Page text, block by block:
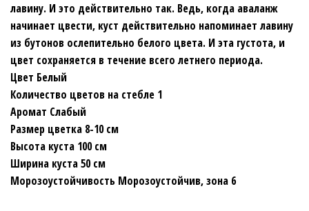
лавину. И это действительно так. Ведь, когда аваланж
начинает цвести, куст действительно напоминает лавину
из бутонов ослепительно белого цвета. И эта густота, и
цвет сохраняется в течение всего летнего периода.
Цвет Белый
Количество цветов на стебле 1
Аромат Слабый
Размер цветка 8-10 см
Высота куста 100 см
Ширина куста 50 см
Морозоустойчивость Морозоустойчив, зона 6